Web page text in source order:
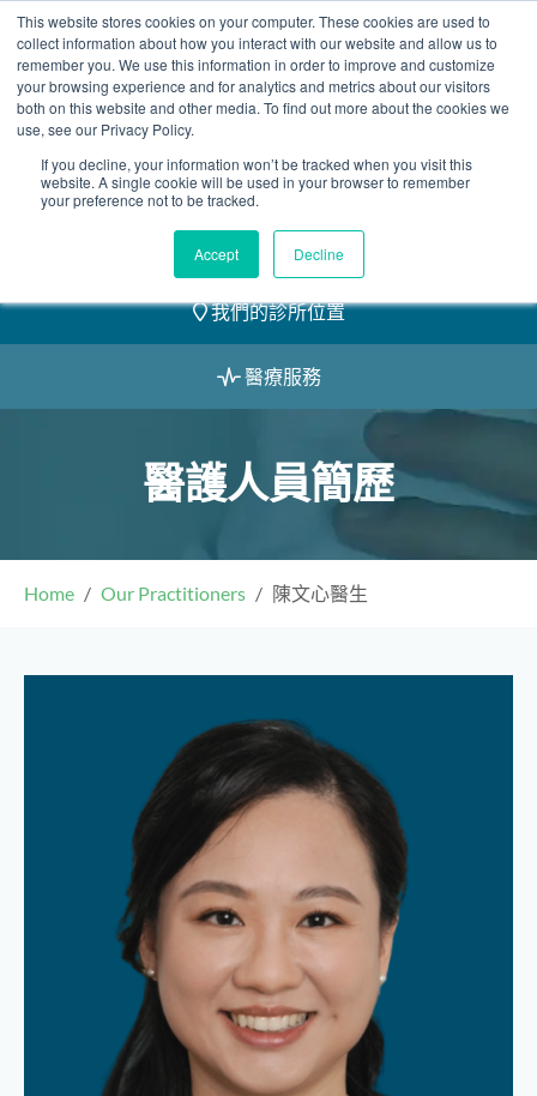
This website stores cookies on your computer. These cookies are used to
collect information about how you interact with our website and allow us to
remember you. We use this information in order to improve and customize
your browsing experience and for analytics and metrics about our visitors
both on this website and other media. To find out more about the cookies we
use, see our Privacy Policy.
If you decline, your information won’t be tracked when you visit this
website. A single cookie will be used in your browser to remember
your preference not to be tracked.
Accept Decline
Skip
to
content
2155 9055
預約
我們的醫護團隊
我們的診所位置
醫療服務
醫護人員簡歷
Home Our Practitioners 陳文心醫生